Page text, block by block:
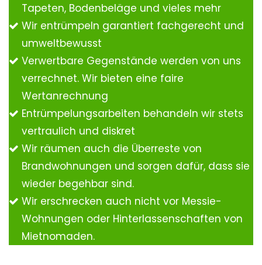
Tapeten, Bodenbeläge und vieles mehr
Wir entrümpeln garantiert fachgerecht und
umweltbewusst
Verwertbare Gegenstände werden von uns
verrechnet. Wir bieten eine faire
Wertanrechnung
Entrümpelungsarbeiten behandeln wir stets
vertraulich und diskret
Wir räumen auch die Überreste von
Brandwohnungen und sorgen dafür, dass sie
wieder begehbar sind.
Wir erschrecken auch nicht vor Messie-
Wohnungen oder Hinterlassenschaften von
Mietnomaden.